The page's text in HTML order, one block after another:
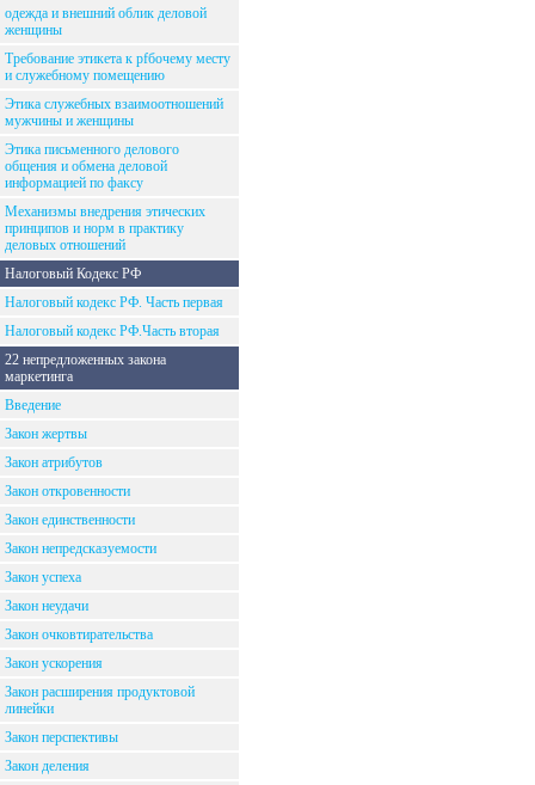
одежда и внешний облик деловой
женщины
Требование этикета к рfбочему месту
и служебному помещению
Этика служебных взаимоотношений
мужчины и женщины
Этика письменного делового
общения и обмена деловой
информацией по факсу
Механизмы внедрения этических
принципов и норм в практику
деловых отношений
Налоговый Кодекс РФ
Налоговый кодекс РФ. Часть первая
Налоговый кодекс РФ.Часть вторая
22 непредложенных закона
маркетинга
Введение
Закон жертвы
Закон атрибутов
Закон откровенности
Закон единственности
Закон непредсказуемости
Закон успеха
Закон неудачи
Закон очковтирательства
Закон ускорения
Закон расширения продуктовой
линейки
Закон перспективы
Закон деления